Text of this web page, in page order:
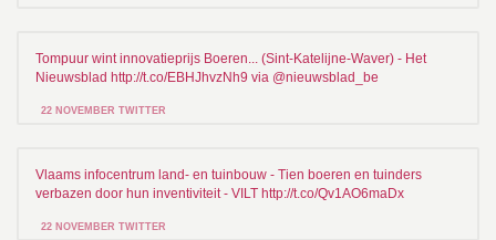
Tompuur wint innovatieprijs Boeren... (Sint-Katelijne-Waver) - Het
Nieuwsblad http://t.co/EBHJhvzNh9 via @nieuwsblad_be
22 NOVEMBER TWITTER
Vlaams infocentrum land- en tuinbouw - Tien boeren en tuinders
verbazen door hun inventiviteit - VILT http://t.co/Qv1AO6maDx
22 NOVEMBER TWITTER